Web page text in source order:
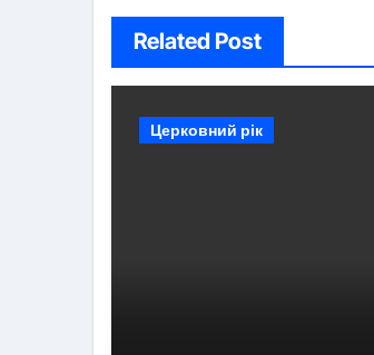
Related Post
Церковний рік